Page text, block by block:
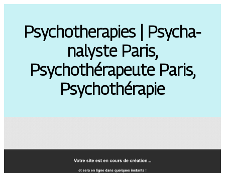
Psychot­hera­pies | Psycha­
nalyste Paris,
Psychothérapeu­te Paris,
Psychothéra­pie